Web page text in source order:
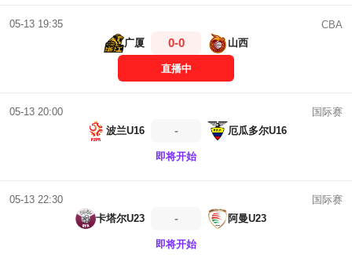
05-13 19:35
CBA
广厦
0-0 山西
直播中
05-13 20:00
国际赛
波兰U16
- 厄瓜多尔U16
即将开始
05-13 22:30
国际赛
卡塔尔U23
- 阿曼U23
即将开始